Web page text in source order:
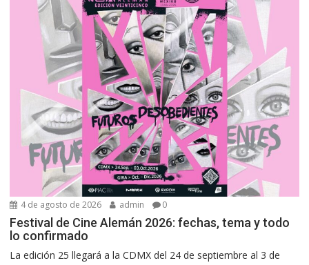
4 de agosto de 2026 admin 0
Festival de Cine Alemán 2026: fechas, tema y todo
lo confirmado
La edición 25 llegará a la CDMX del 24 de septiembre al 3 de